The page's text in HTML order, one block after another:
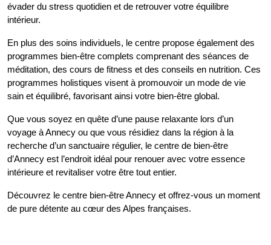
évader du stress quotidien et de retrouver votre équilibre
intérieur.
En plus des soins individuels, le centre propose également des
programmes bien-être complets comprenant des séances de
méditation, des cours de fitness et des conseils en nutrition. Ces
programmes holistiques visent à promouvoir un mode de vie
sain et équilibré, favorisant ainsi votre bien-être global.
Que vous soyez en quête d’une pause relaxante lors d’un
voyage à Annecy ou que vous résidiez dans la région à la
recherche d’un sanctuaire régulier, le centre de bien-être
d’Annecy est l’endroit idéal pour renouer avec votre essence
intérieure et revitaliser votre être tout entier.
Découvrez le centre bien-être Annecy et offrez-vous un moment
de pure détente au cœur des Alpes françaises.